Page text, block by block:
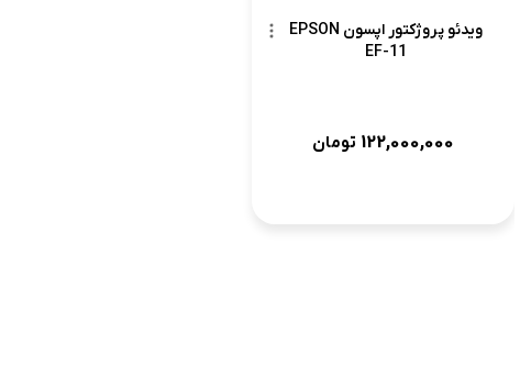
ویدئو پروژکتور اپسون EPSON
EF-11
122,000,000 تومان